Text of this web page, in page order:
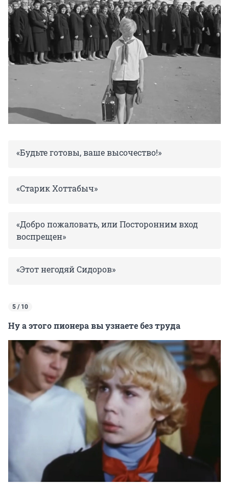
«Будьте готовы, ваше высочество!»
«Старик Хоттабыч»
«Добро пожаловать, или Посторонним вход
воспрещен»
«Этот негодяй Сидоров»
5 / 10
Ну а этого пионера вы узнаете без труда